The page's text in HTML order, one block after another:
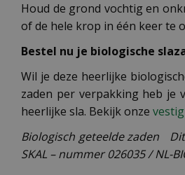
Houd de grond vochtig en
of de hele krop in één keer te
Bestel nu je biologische
Wil je deze heerlijke
zaden per verpakking heb je
heerlijke sla. Bekijk onze
Biologisch geteelde zaden
SKAL – nummer 026035 / NL-